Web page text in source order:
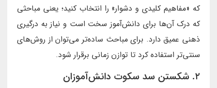
که «مفاهیم کلیدی و دشوار» را انتخاب کنید؛ یعنی مباحثی
که درک آن‌ها برای دانش‌آموز سخت است و نیاز به درگیری
ذهنی عمیق دارد. برای مباحث ساده‌تر می‌توان از روش‌های
سنتی‌تر استفاده کرد تا توازن زمانی برقرار شود.
۲. شکستن سد سکوت دانش‌آموزان